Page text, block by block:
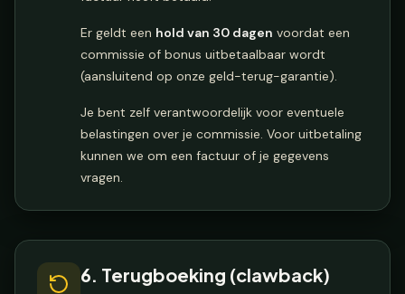
Er geldt een hold van 30 dagen voordat een
commissie of bonus uitbetaalbaar wordt
(aansluitend op onze geld-terug-garantie).
Je bent zelf verantwoordelijk voor eventuele
belastingen over je commissie. Voor uitbetaling
kunnen we om een factuur of je gegevens
vragen.
6. Terugboeking (clawback)